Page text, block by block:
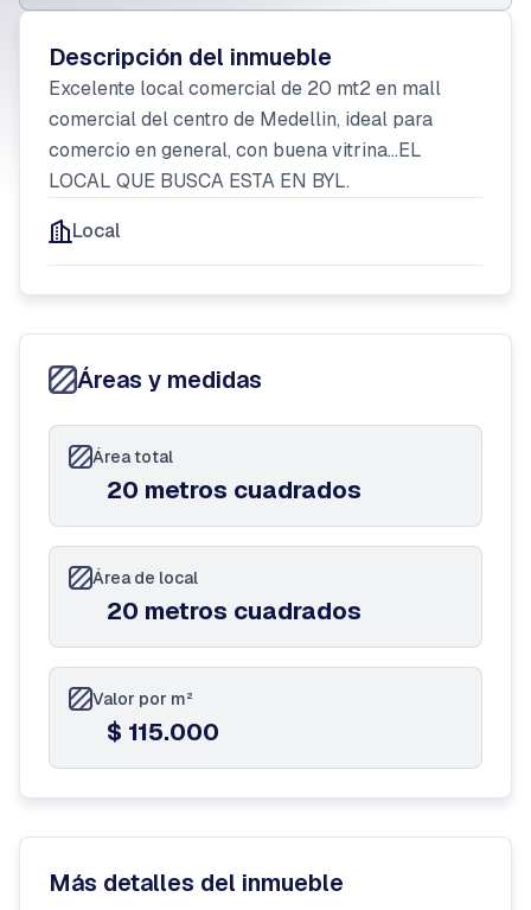
Descripción del inmueble
Excelente local comercial de 20 mt2 en mall
comercial del centro de Medellin, ideal para
comercio en general, con buena vitrina...EL
LOCAL QUE BUSCA ESTA EN BYL.
Local
Áreas y medidas
Área total
20 metros cuadrados
Área de local
20 metros cuadrados
Valor por m²
$ 115.000
Más detalles del inmueble